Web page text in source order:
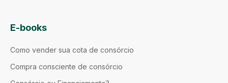
E-books
Como vender sua cota de consórcio
Compra consciente de consórcio